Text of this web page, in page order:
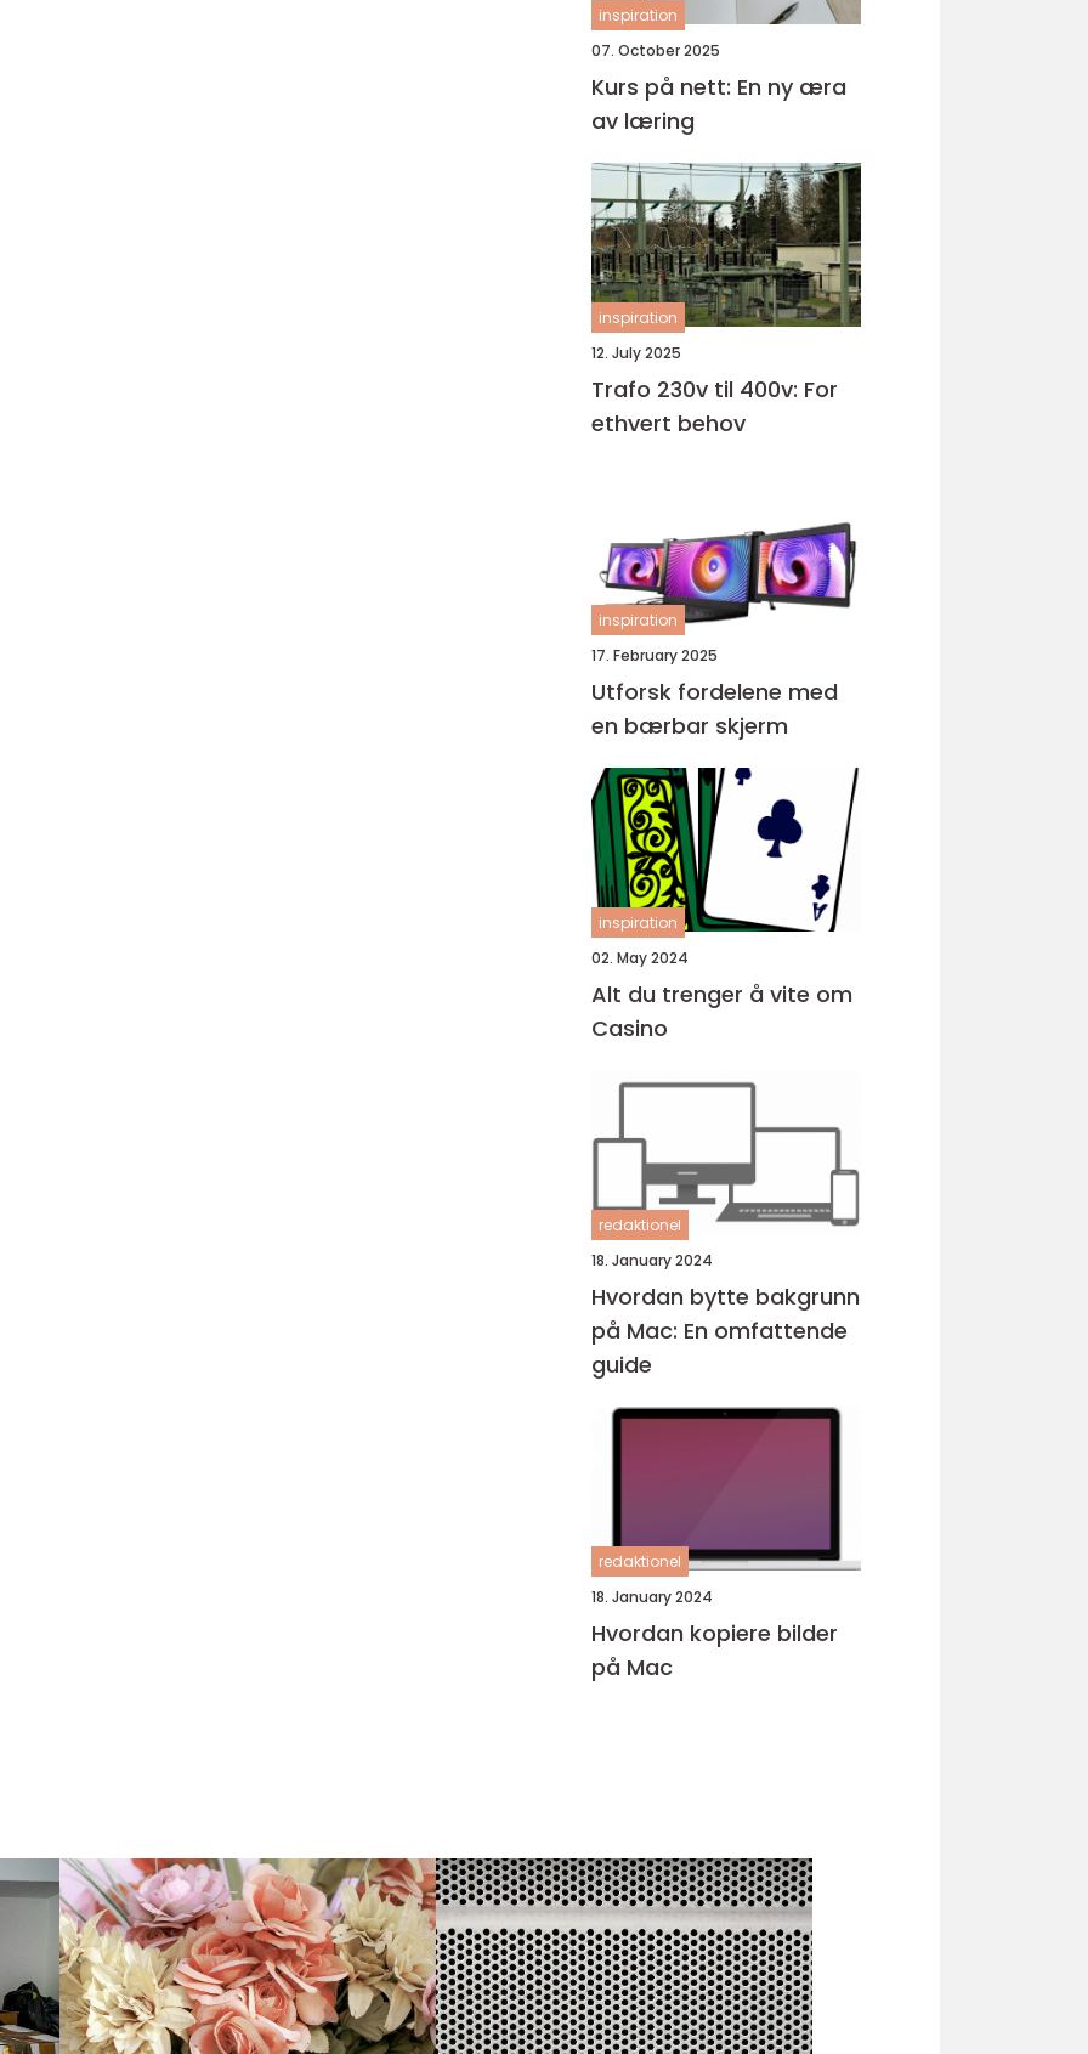
inspiration
07. October 2025
Kurs på nett: En ny æra
av læring
inspiration
12. July 2025
Trafo 230v til 400v: For
ethvert behov
inspiration
17. February 2025
Utforsk fordelene med
en bærbar skjerm
inspiration
02. May 2024
Alt du trenger å vite om
Casino
redaktionel
18. January 2024
Hvordan bytte bakgrunn
på Mac: En omfattende
guide
redaktionel
18. January 2024
Hvordan kopiere bilder
på Mac